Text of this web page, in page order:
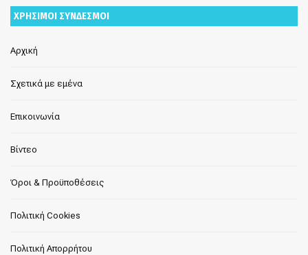
ΧΡΗΣΙΜΟΙ ΣΥΝΔΕΣΜΟΙ
Αρχική
Σχετικά με εμένα
Επικοινωνία
Βίντεο
Όροι & Προϋποθέσεις
Πολιτική Cookies
Πολιτική Απορρήτου